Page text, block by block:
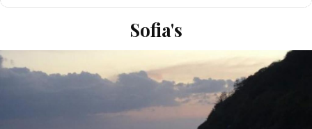
Sofia's